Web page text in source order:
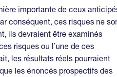
importante de ceux
conséquent, ces risques ne
ils devraient être examinés
risques ou l’une de ces
les résultats réels pourraient
les énoncés prospectifs des